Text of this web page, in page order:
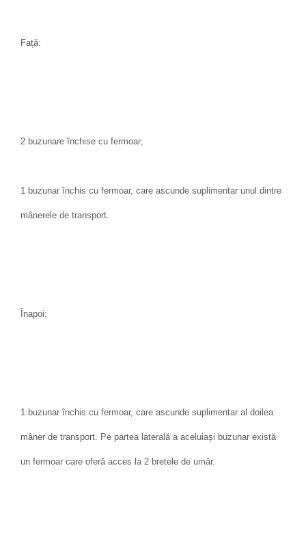
Față:
2 buzunare închise cu fermoar;
1 buzunar închis cu fermoar, care ascunde suplimentar unul dintre
mânerele de transport.
Înapoi:
1 buzunar închis cu fermoar, care ascunde suplimentar al doilea
mâner de transport. Pe partea laterală a aceluiași buzunar există
un fermoar care oferă acces la 2 bretele de umăr.